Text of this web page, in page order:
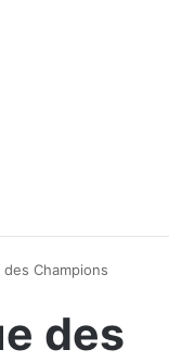
des Champions
des